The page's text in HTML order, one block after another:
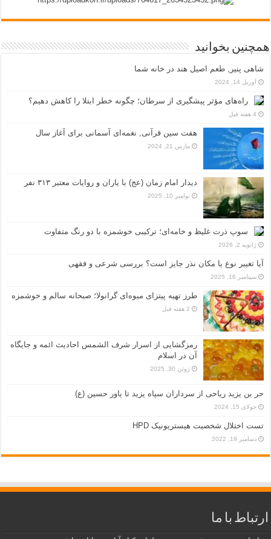
همچنین بخوانید
شاهی پنیر, طعم اصیل هند در خانه شما
آوریل 14, 2024
راه‌های مؤثر پیشگیری از سرطان؛ چگونه خطر ابتلا را کاهش دهیم؟
4 هفته قبل
هفت سین قرآنی, نغمه‌ای آسمانی برای آغاز سال
مارس 21, 2024
دیدار امام زمان (عج) با یاران و روایات معتبر ۳۱۳ نفر
نوامبر 10, 2025
سوپ ذرت غلیظ و خامه‌ای؛ ترکیبی خوشمزه با دو رنگ متفاوت
ژانویه 2, 2026
آیا تغییر نوع یا مکان نذر جایز است؟ بررسی شرعی و فقهی
سپتامبر 16, 2025
طرز تهیه پیتزای میوه‌ای گرانولا؛ صبحانه سالم و خوشمزه
2 هفته قبل
رمزگشایی از اسرار شرف الشمس احادیث ائمه و جایگاه
آن در اسلام
ژوئن 30, 2025
حر بن یزید ریاحی از سرداران سپاه یزید تا یاور حسین (ع)
جولای 15, 2024
تست اختلال شخصیت هیستریونیک HPD
دسامبر 19, 2022
ارتباط با ما